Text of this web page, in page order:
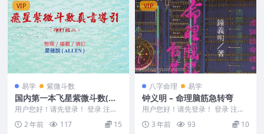
VIP
易学 紫微斗数
国内第一本飞星紫微斗数(真
言导引增订版).pdf
用户您好！请先登录！ 登录 注册
国内第一本飞星紫微斗数(真言导
引增订版).pd...
2 年前 117 15
VIP
八字命理 易学
钟义明 – 命理脑筋急转弯
用户您好！请先登录！ 登录 注册
钟义明 – 命理脑筋急转弯 Y23...
3 年前 93 10